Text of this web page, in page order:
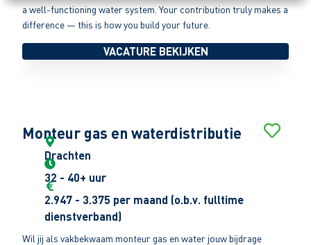
a well-functioning water system. Your contribution truly makes a
difference — this is how you build your future.
VACATURE BEKIJKEN
Monteur gas en waterdistributie
Drachten
32 - 40+ uur
2.947 - 3.375 per maand (o.b.v. fulltime
dienstverband)
Wil jij als vakbekwaam monteur gas en water jouw bijdrage